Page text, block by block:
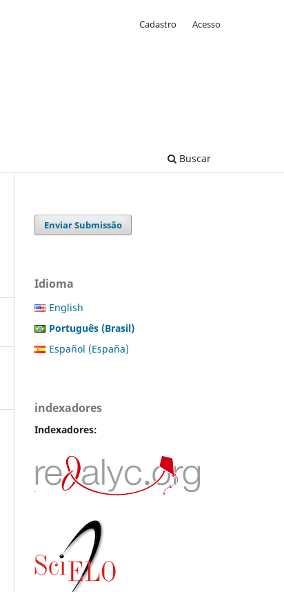
Buscar
Cadastro Acesso
Enviar Submissão
Idioma
English
Português (Brasil)
Español (España)
indexadores
Indexadores: